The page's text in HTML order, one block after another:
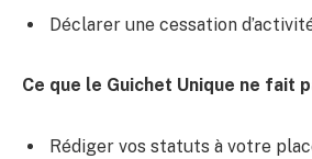
Déclarer une cessation
Ce que le Guichet Unique ne fait
Rédiger vos statuts à votre